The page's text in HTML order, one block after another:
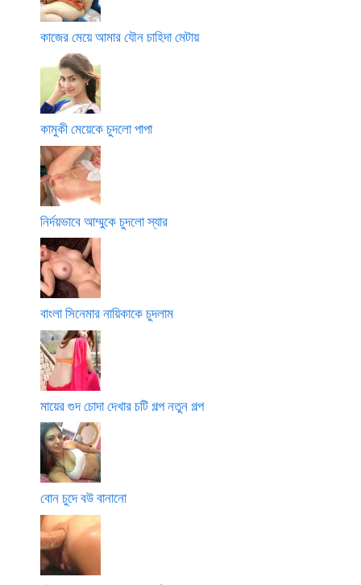
কাজের মেয়ে আমার যৌন চাহিদা মেটায়
কামুকী মেয়েকে চুদলো পাপা
নির্দয়ভাবে আম্মুকে চুদলো স্যার
বাংলা সিনেমার নায়িকাকে চুদলাম
মায়ের গুদ চোদা দেখার চটি গল্প নতুন গল্প
বোন চুদে বউ বানানো